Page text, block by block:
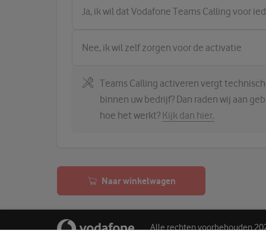
Ja, ik wil dat Vodafone Teams Calling voor
Nee, ik wil zelf zorgen voor de activatie
Teams Calling activeren vergt
binnen uw bedrijf? Dan raden wij aan
hoe het werkt? Kijk dan hier.
Naar winkelwagen
Alle rechten voorbehouden